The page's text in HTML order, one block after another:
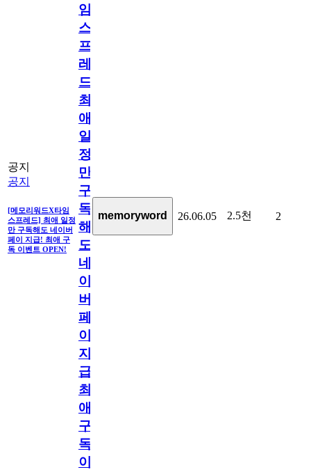
공지
공지
[메모리워드X타임
스프레드] 최애 일정
만 구독해도 네이버
페이 지급! 최애 구
독 이벤트 OPEN!
임
스
프
레
드]
최
애
일
정
만
구
독
해
도
네
이
버
페
이
지
급!
최
애
구
독
이
memoryword 26.06.05 2.5천 2